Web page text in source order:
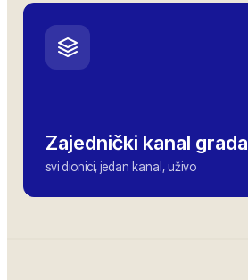
Zajednički kanal grada
svi dionici, jedan kanal, uživo